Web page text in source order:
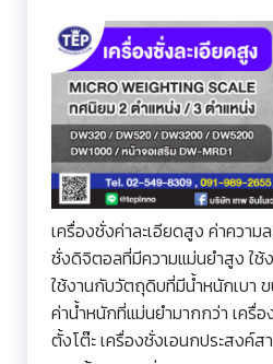
เครื่องชั่งค่าละเอียดสูง ค่าความ
ชั่งดิจิตอลที่มีความแม่นยำสูง ใช้
ใช้งานกับวัตถุดิบที่มีน้ำหนักเบา
ค่าน้ำหนักที่แม่นยำมากกว่า เครื่
ตั้งโต๊ะ เครื่องชั่งเอนกประสงค์